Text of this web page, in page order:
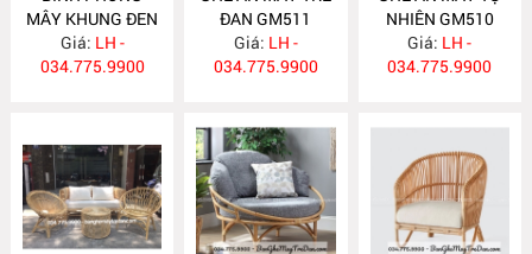
MÂY KHUNG ĐEN
BP17
Giá: LH -
034.775.9900
ĐAN GM511
Giá: LH -
034.775.9900
NHIÊN GM510
Giá: LH -
034.775.9900